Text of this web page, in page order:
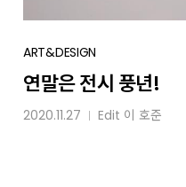
연말은
전시
ART&DESIGN
연말은 전시 풍년!
2020.11.27 Edit 이 호준